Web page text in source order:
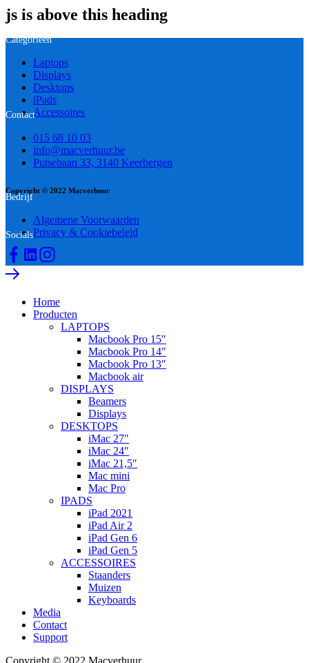
js is above this heading
Categorieën
Laptops
Displays
Desktops
iPads
Accessoires
Contact
015 68 10 03
info@macverhuur.be
Putsebaan 33, 3140 Keerbergen
Copyright © 2022 Macverhuur
Bedrijf
Algemene Voorwaarden
Privacy & Cookiebeleid
Socials
Home
Producten
LAPTOPS
Macbook Pro 15″
Macbook Pro 14″
Macbook Pro 13″
Macbook air
DISPLAYS
Beamers
Displays
DESKTOPS
iMac 27″
iMac 24″
iMac 21,5″
Mac mini
Mac Pro
IPADS
iPad 2021
iPad Air 2
iPad Gen 6
iPad Gen 5
ACCESSOIRES
Staanders
Muizen
Keyboards
Media
Contact
Support